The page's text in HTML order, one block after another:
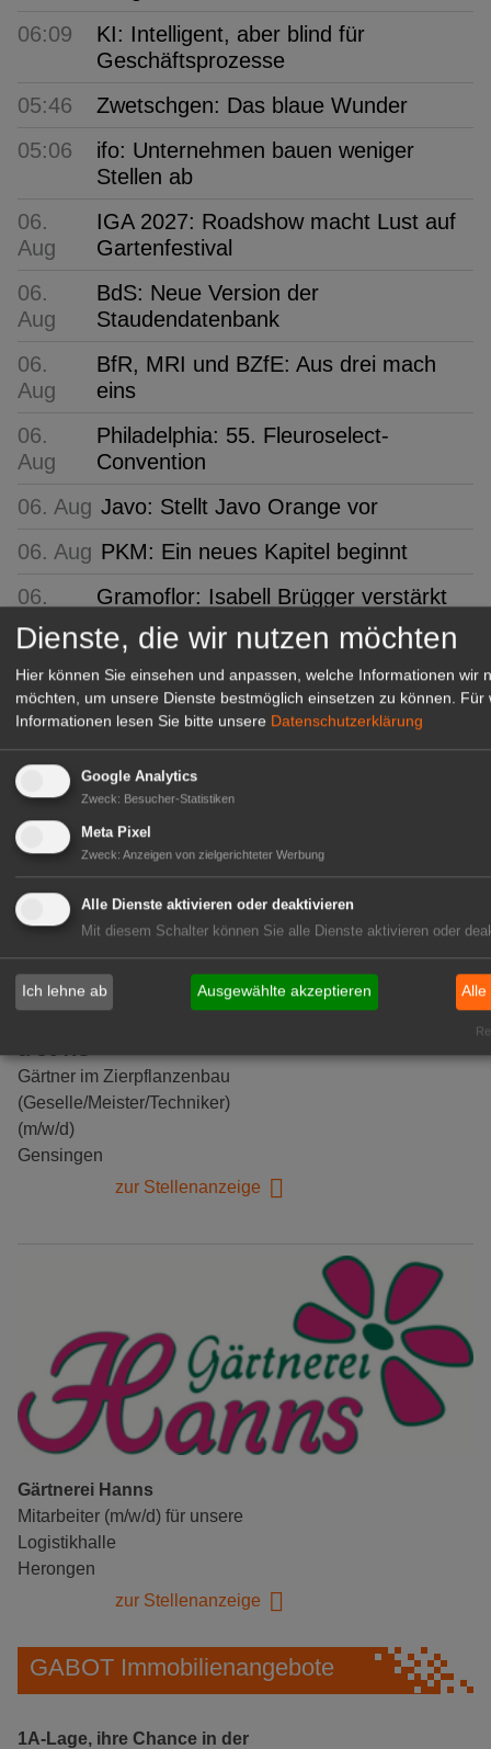
06:09
KI: Intelligent, aber blind für
Geschäftsprozesse
05:46
Zwetschgen: Das blaue Wunder
05:06
ifo: Unternehmen bauen weniger
Stellen ab
06.
Aug
IGA 2027: Roadshow macht Lust auf
Gartenfestival
06.
Aug
BdS: Neue Version der
Staudendatenbank
06.
Aug
BfR, MRI und BZfE: Aus drei mach
eins
06.
Aug
Philadelphia: 55. Fleuroselect-
Convention
06. Aug Javo: Stellt Javo Orange vor
06. Aug PKM: Ein neues Kapitel beginnt
06.
Aug
Gramoflor: Isabell Brügger verstärkt
Gartenbauliche Fachberatung
06.
Aug
Baumschule Martens: Struktur für
den Garten von morgen
GABOT Top-Jobs
Gärtner im Zierpflanzenbau
(Geselle/Meister/Techniker)
(m/w/d)
Gensingen
zur Stellenanzeige
Gärtnerei Hanns
Mitarbeiter (m/w/d) für unsere
Logistikhalle
Herongen
zur Stellenanzeige
GABOT Immobilienangebote
1A-Lage, ihre Chance in der
Dienste, die wir nutzen möchten
Hier können Sie einsehen und anpassen, welche Informationen wir
möchten, um unsere Dienste bestmöglich einsetzen zu können. Für
Informationen lesen Sie bitte unsere Datenschutzerklärung
Google Analytics
Zweck: Besucher-Statistiken
Meta Pixel
Zweck: Anzeigen von zielgerichteter Werbung
Alle Dienste aktivieren oder deaktivieren
Mit diesem Schalter können Sie alle Dienste aktivieren oder
Ich lehne ab Ausgewählte akzeptieren Alle